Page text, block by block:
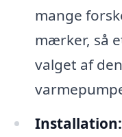
mange
mærker, så
valget af
Installation: